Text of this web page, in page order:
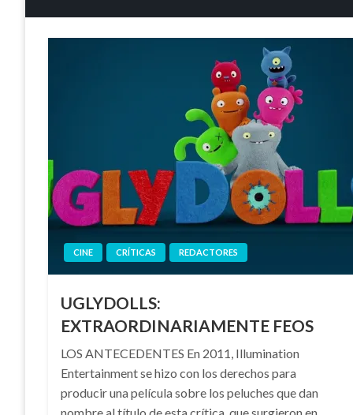
CINE CRÍTICAS REDACTORES
UGLYDOLLS:
EXTRAORDINARIAMENTE FEOS
LOS ANTECEDENTES En 2011, Illumination
Entertainment se hizo con los derechos para
producir una película sobre los peluches que dan